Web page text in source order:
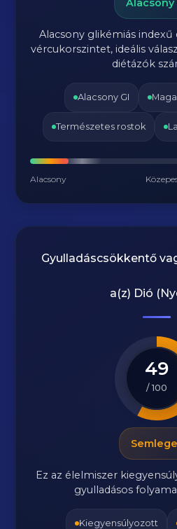
Alacsony
Alacsony glikémiás indexű
vércukorszintet, ideális
diétázók
Alacsony GI
Természetes rostok
Alacsony
Gyulladáscsökkentő
a(z) Dió
49
/ 100
Ez az élelmiszer
gyulladásos
Kiegyensúlyozott